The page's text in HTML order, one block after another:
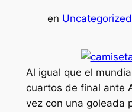
en Uncategorized
Al igual que el
cuartos de final ante
vez con una goleada